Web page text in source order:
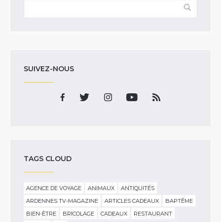
SUIVEZ-NOUS
TAGS CLOUD
AGENCE DE VOYAGE ANIMAUX
ANTIQUITÉS
ARDENNES TV-MAGAZINE
ARTICLES CADEAUX
BAPTÊME
BIEN-ÊTRE
BRICOLAGE CADEAUX
RESTAURANT